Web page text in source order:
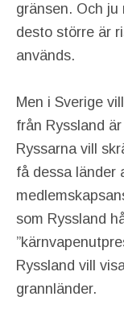
gränsen. Och
desto större är
används.
Men i Sverige
från Ryssland
Ryssarna vill
få dessa länder
som Ryssland
Ryssland vill
grannländer.